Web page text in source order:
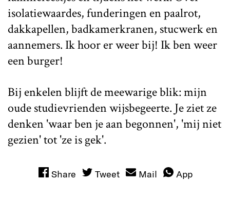
isolatiewaardes, funderingen en paalrot,
dakkapellen, badkamerkranen, stucwerk en
aannemers. Ik hoor er weer bij! Ik ben weer
een burger!
Bij enkelen blijft de meewarige blik: mijn
oude studievrienden wijsbegeerte. Je ziet ze
denken 'waar ben je aan begonnen', 'mij niet
gezien' tot 'ze is gek'.
Share Tweet Mail App